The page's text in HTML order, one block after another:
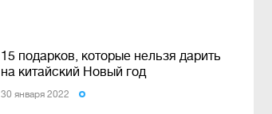
15 подарков, которые нельзя дарить
на китайский Новый год
30 января 2022